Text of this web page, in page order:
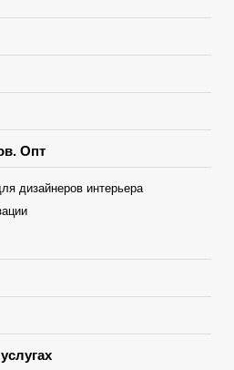
Опт
дизайнеров интерьера